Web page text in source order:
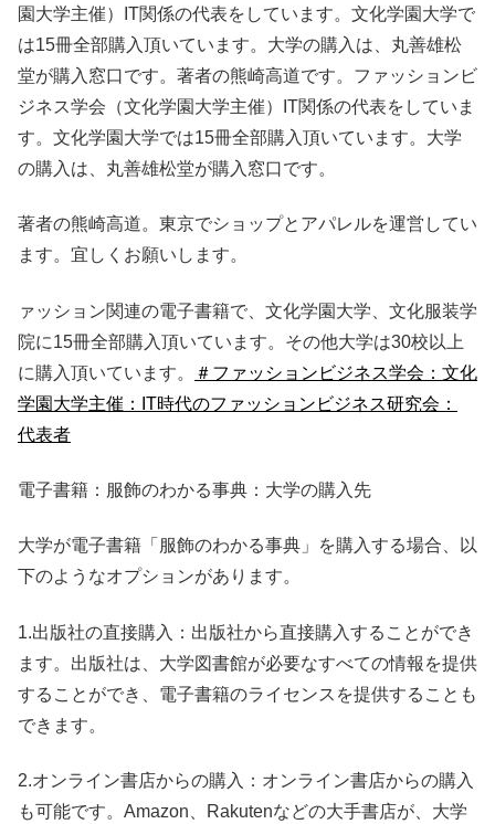
園大学主催）IT関係の代表をしています。文化学園大学で
は15冊全部購入頂いています。大学の購入は、丸善雄松
堂が購入窓口です。著者の熊崎高道です。ファッションビ
ジネス学会（文化学園大学主催）IT関係の代表をしていま
す。文化学園大学では15冊全部購入頂いています。大学
の購入は、丸善雄松堂が購入窓口です。
著者の熊崎高道。東京でショップとアパレルを運営してい
ます。宜しくお願いします。
ァッション関連の電子書籍で、文化学園大学、文化服装学
院に15冊全部購入頂いています。その他大学は30校以上
に購入頂いています。
＃ファッションビジネス学会：文化
学園大学主催：IT時代のファッションビジネス研究会：
代表者
電子書籍：服飾のわかる事典：大学の購入先
大学が電子書籍「服飾のわかる事典」を購入する場合、以
下のようなオプションがあります。
1.出版社の直接購入：出版社から直接購入することができ
ます。出版社は、大学図書館が必要なすべての情報を提供
することができ、電子書籍のライセンスを提供することも
できます。
2.オンライン書店からの購入：オンライン書店からの購入
も可能です。Amazon、Rakutenなどの大手書店が、大学